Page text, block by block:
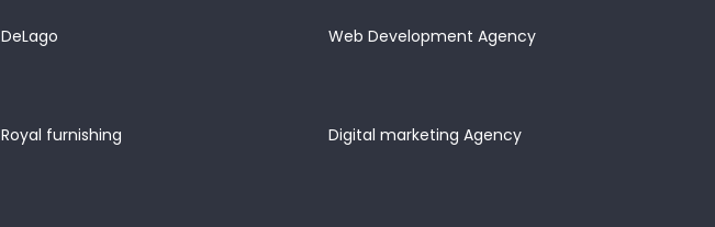
DeLago
Royal furnishing
Web Development Agency
Digital marketing Agency